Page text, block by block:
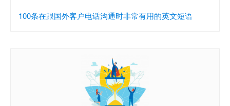
100条在跟国外客户电话沟通时非常有用的英文短语